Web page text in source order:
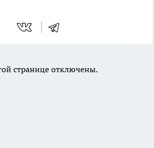
странице отключены.